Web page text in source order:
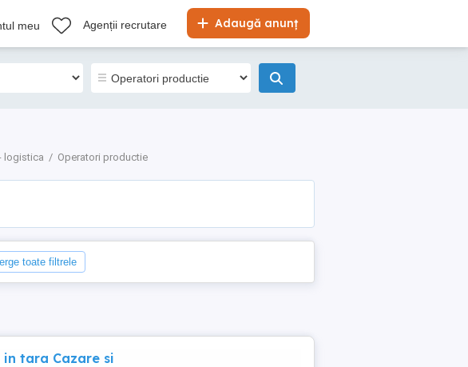
Adaugă anunț
meu Agenții recrutare
logistica Operatori productie
toate filtrele
tara Cazare si